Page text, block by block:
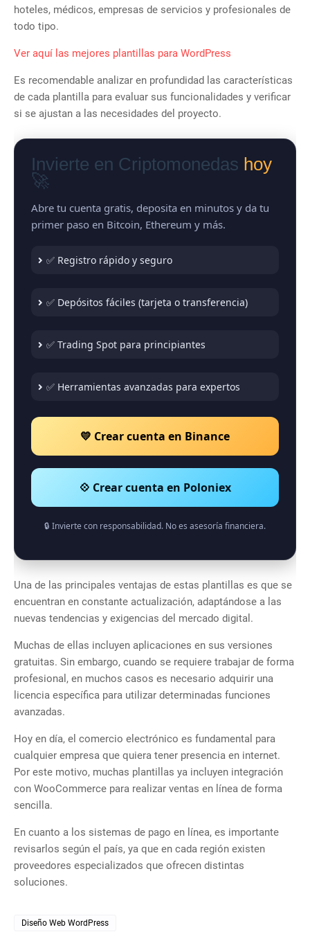
hoteles, médicos, empresas de servicios y profesionales de
todo tipo.
Ver aquí las mejores plantillas para WordPress
Es recomendable analizar en profundidad las características
de cada plantilla para evaluar sus funcionalidades y verificar
si se ajustan a las necesidades del proyecto.
Invierte en Criptomonedas hoy
🚀
Abre tu cuenta gratis, deposita en minutos y da tu
primer paso en Bitcoin, Ethereum y más.
✅ Registro rápido y seguro
✅ Depósitos fáciles (tarjeta o transferencia)
✅ Trading Spot para principiantes
✅ Herramientas avanzadas para expertos
💛 Crear cuenta en Binance
💠 Crear cuenta en Poloniex
🔒 Invierte con responsabilidad. No es asesoría financiera.
Una de las principales ventajas de estas plantillas es que se
encuentran en constante actualización, adaptándose a las
nuevas tendencias y exigencias del mercado digital.
Muchas de ellas incluyen aplicaciones en sus versiones
gratuitas. Sin embargo, cuando se requiere trabajar de forma
profesional, en muchos casos es necesario adquirir una
licencia específica para utilizar determinadas funciones
avanzadas.
Hoy en día, el comercio electrónico es fundamental para
cualquier empresa que quiera tener presencia en internet.
Por este motivo, muchas plantillas ya incluyen integración
con WooCommerce para realizar ventas en línea de forma
sencilla.
En cuanto a los sistemas de pago en línea, es importante
revisarlos según el país, ya que en cada región existen
proveedores especializados que ofrecen distintas
soluciones.
Diseño Web WordPress